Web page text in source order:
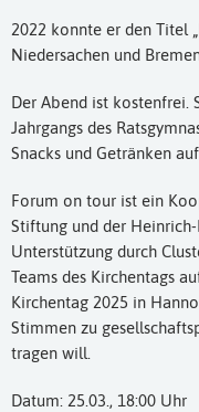
2022 konnte er den Titel
Niedersachen und
Der Abend ist kostenfrei.
Jahrgangs des
Snacks und Getränken
Forum on tour ist ein
Stiftung und der
Unterstützung durch
Teams des Kirchentags
Kirchentag 2025 in
Stimmen zu
tragen will.
Datum: 25.03., 18:00 Uhr